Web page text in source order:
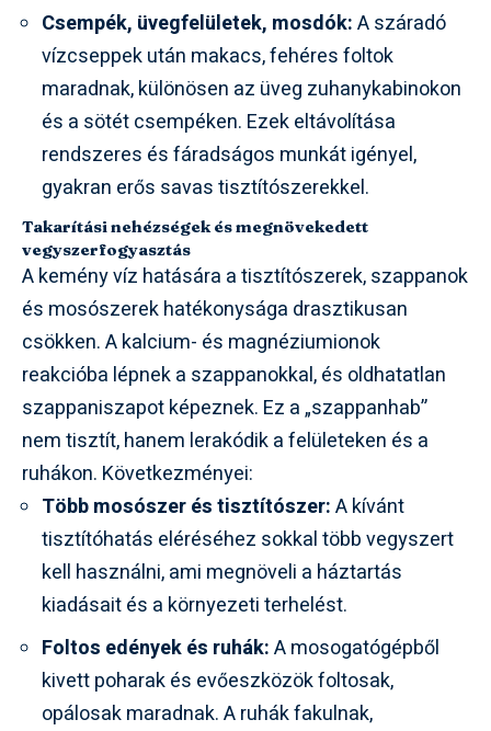
Csempék, üvegfelületek, mosdók:A száradó
vízcseppek után makacs, fehéres foltok
maradnak, különösen az üveg zuhanykabinokon
és a sötét csempéken. Ezek eltávolítása
rendszeres és fáradságos munkát igényel,
gyakran erős savas tisztítószerekkel.
Takarítási nehézségek és megnövekedett
vegyszerfogyasztás
A kemény víz hatására a tisztítószerek, szappanok
és mosószerek hatékonysága drasztikusan
csökken. A kalcium- és magnéziumionok
reakcióba lépnek a szappanokkal, és oldhatatlan
szappaniszapot képeznek. Ez a „szappanhab”
nem tisztít, hanem lerakódik a felületeken és a
ruhákon. Következményei:
Több mosószer és tisztítószer:A kívánt
tisztítóhatás eléréséhez sokkal több vegyszert
kell használni, ami megnöveli a háztartás
kiadásait és a környezeti terhelést.
Foltos edények és ruhák:A mosogatógépből
kivett poharak és evőeszközök foltosak,
opálosak maradnak. A ruhák fakulnak,